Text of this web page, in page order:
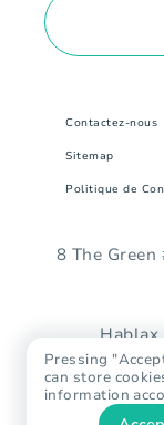
Contactez-nous
Sitemap
Politique de
8 The
Pressing
can store
information